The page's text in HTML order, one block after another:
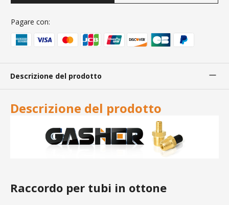
Pagare con:
Descrizione del prodotto
Descrizione del prodotto
Raccordo per tubi in ottone